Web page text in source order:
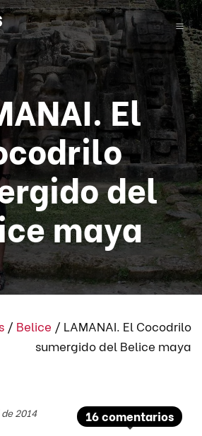
El
del
maya
/ Belice / LAMANAI. El Cocodrilo
sumergido del Belice maya
16 comentarios
2014